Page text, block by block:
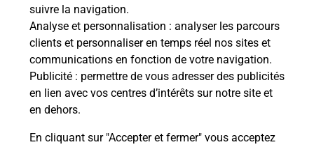
suivre la navigation.
Analyse et personnalisation : analyser les parcours
clients et personnaliser en temps réel nos sites et
communications en fonction de votre navigation.
Publicité : permettre de vous adresser des publicités
en lien avec vos centres d’intérêts sur notre site et
en dehors.
En cliquant sur "Accepter et fermer" vous acceptez
Ouvert 24h/24
En savoir plus